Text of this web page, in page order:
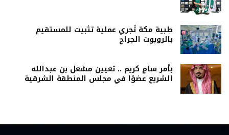
طبية مكة تُجري عملية تثبيت للمستقيم
بالروبوت الجراح
بأمر سامٍ كريم .. تعيين مشعل بن عبدالله
الشريع عضوًا في مجلس المنطقة الشرقية